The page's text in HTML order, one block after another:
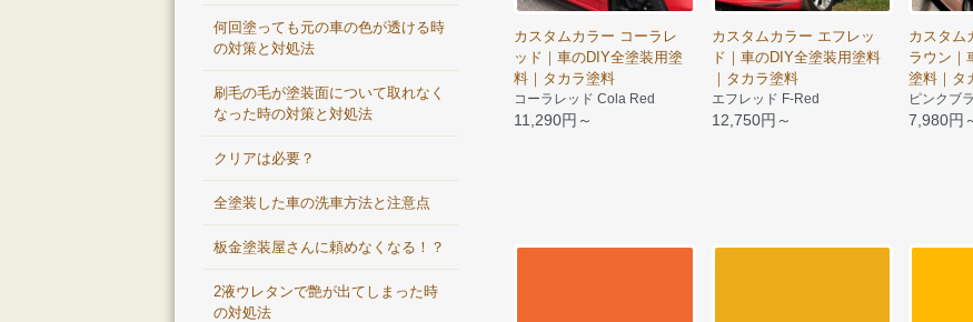
カスタムカラー コーラレ
ッド｜車のDIY全塗装用塗
料｜タカラ塗料
コーラレッド Cola Red
11,290円～
カスタムカラー エフレッ
ド｜車のDIY全塗装用塗料
｜タカラ塗料
エフレッド F-Red
12,750円～
カスタム
ラウン｜
塗料｜タ
ピンクブ
7,980円
何回塗っても元の車の色が透ける時
の対策と対処法
刷毛の毛が塗装面について取れなく
なった時の対策と対処法
クリアは必要？
全塗装した車の洗車方法と注意点
板金塗装屋さんに頼めなくなる！？
2液ウレタンで艶が出てしまった時
の対処法